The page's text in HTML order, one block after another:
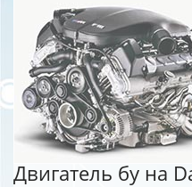
Двигатель бу на